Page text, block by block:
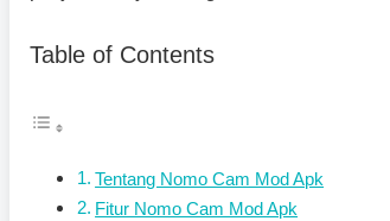
Table of Contents
Tentang Nomo Cam Mod Apk
Fitur Nomo Cam Mod Apk